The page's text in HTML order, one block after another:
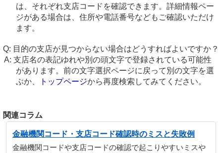
は、それぞれ支店コードを確認できます。詳細情報ペー
ジがある場合は、住所や電話番号などもご確認いただけ
ます。
目的の支店が見つからない場合はどうすればよいですか？
支店名の表記ゆれや別の頭文字で登録されている可能性
があります。前の文字選択ページに戻って別の文字を選
ぶか、
トップページから再度検索してみてください。
関連コラム
金融機関コード・支店コード確認時のミスと失敗例
金融機関コードや支店コードの確認で起こりやすいミスや